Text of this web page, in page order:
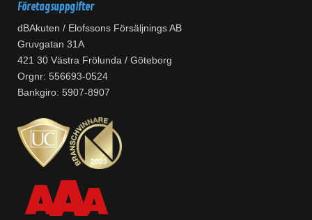
Företagsuppgifter
dBAkuten / Elofssons Försäljnings AB
Gruvgatan 31A
421 30 Västra Frölunda / Göteborg
Orgnr: 556693-0524
Bankgiro: 5907-8907